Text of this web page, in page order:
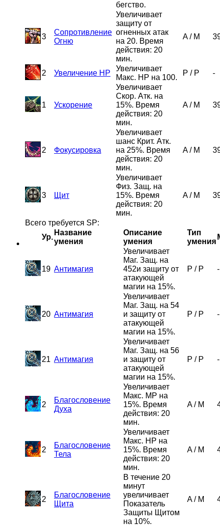
бегство.
3
Сопротивление
Огню
Увеличивает
защиту от
огненных атак
на 20. Время
действия: 20
мин.
A/ M
2 Увеличение HP
Увеличивает
Макс. HP на 100.
P / P -
1 Ускорение
Увеличивает
Скор. Атк. на
15%. Время
действия: 20
мин.
A/ M
2 Фокусировка
Увеличивает
шанс Крит. Атк.
на 25%. Время
действия: 20
мин.
A/ M
3 Щит
Увеличивает
Физ. Защ. на
15%. Время
действия: 20
мин.
A/ M
Всего требуется SP:
Ур.
Название
умения
Описание
умения
Тип
умения
19 Антимагия
Увеличивает
Маг. Защ. на
452и защиту от
атакующей
магии на 15%.
P / P -
20 Антимагия
Увеличивает
Маг. Защ. на 54
и защиту от
атакующей
магии на 15%.
P / P -
21 Антимагия
Увеличивает
Маг. Защ. на 56
и защиту от
атакующей
магии на 15%.
P / P -
2
Благословение
Духа
Увеличивает
Макс. MP на
15%. Время
действия: 20
мин.
A/ M
2
Благословение
Тела
Увеличивает
Макс. HP на
15%. Время
действия: 20
мин.
A/ M
2
Благословение
Щита
В течение 20
минут
увеличивает
Показатель
Защиты Щитом
на 10%.
A/ M